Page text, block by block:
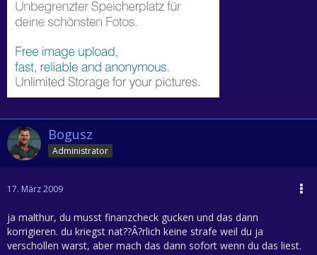
Bogusz
Administrator
17. März 2009
ja malthur, du musst finanzcheck gucken und das dann
korrigieren. du kriegst nat??Â?rlich keine strafe weil du ja
verschollen warst, aber mach das dann sofort wenn du das liest.